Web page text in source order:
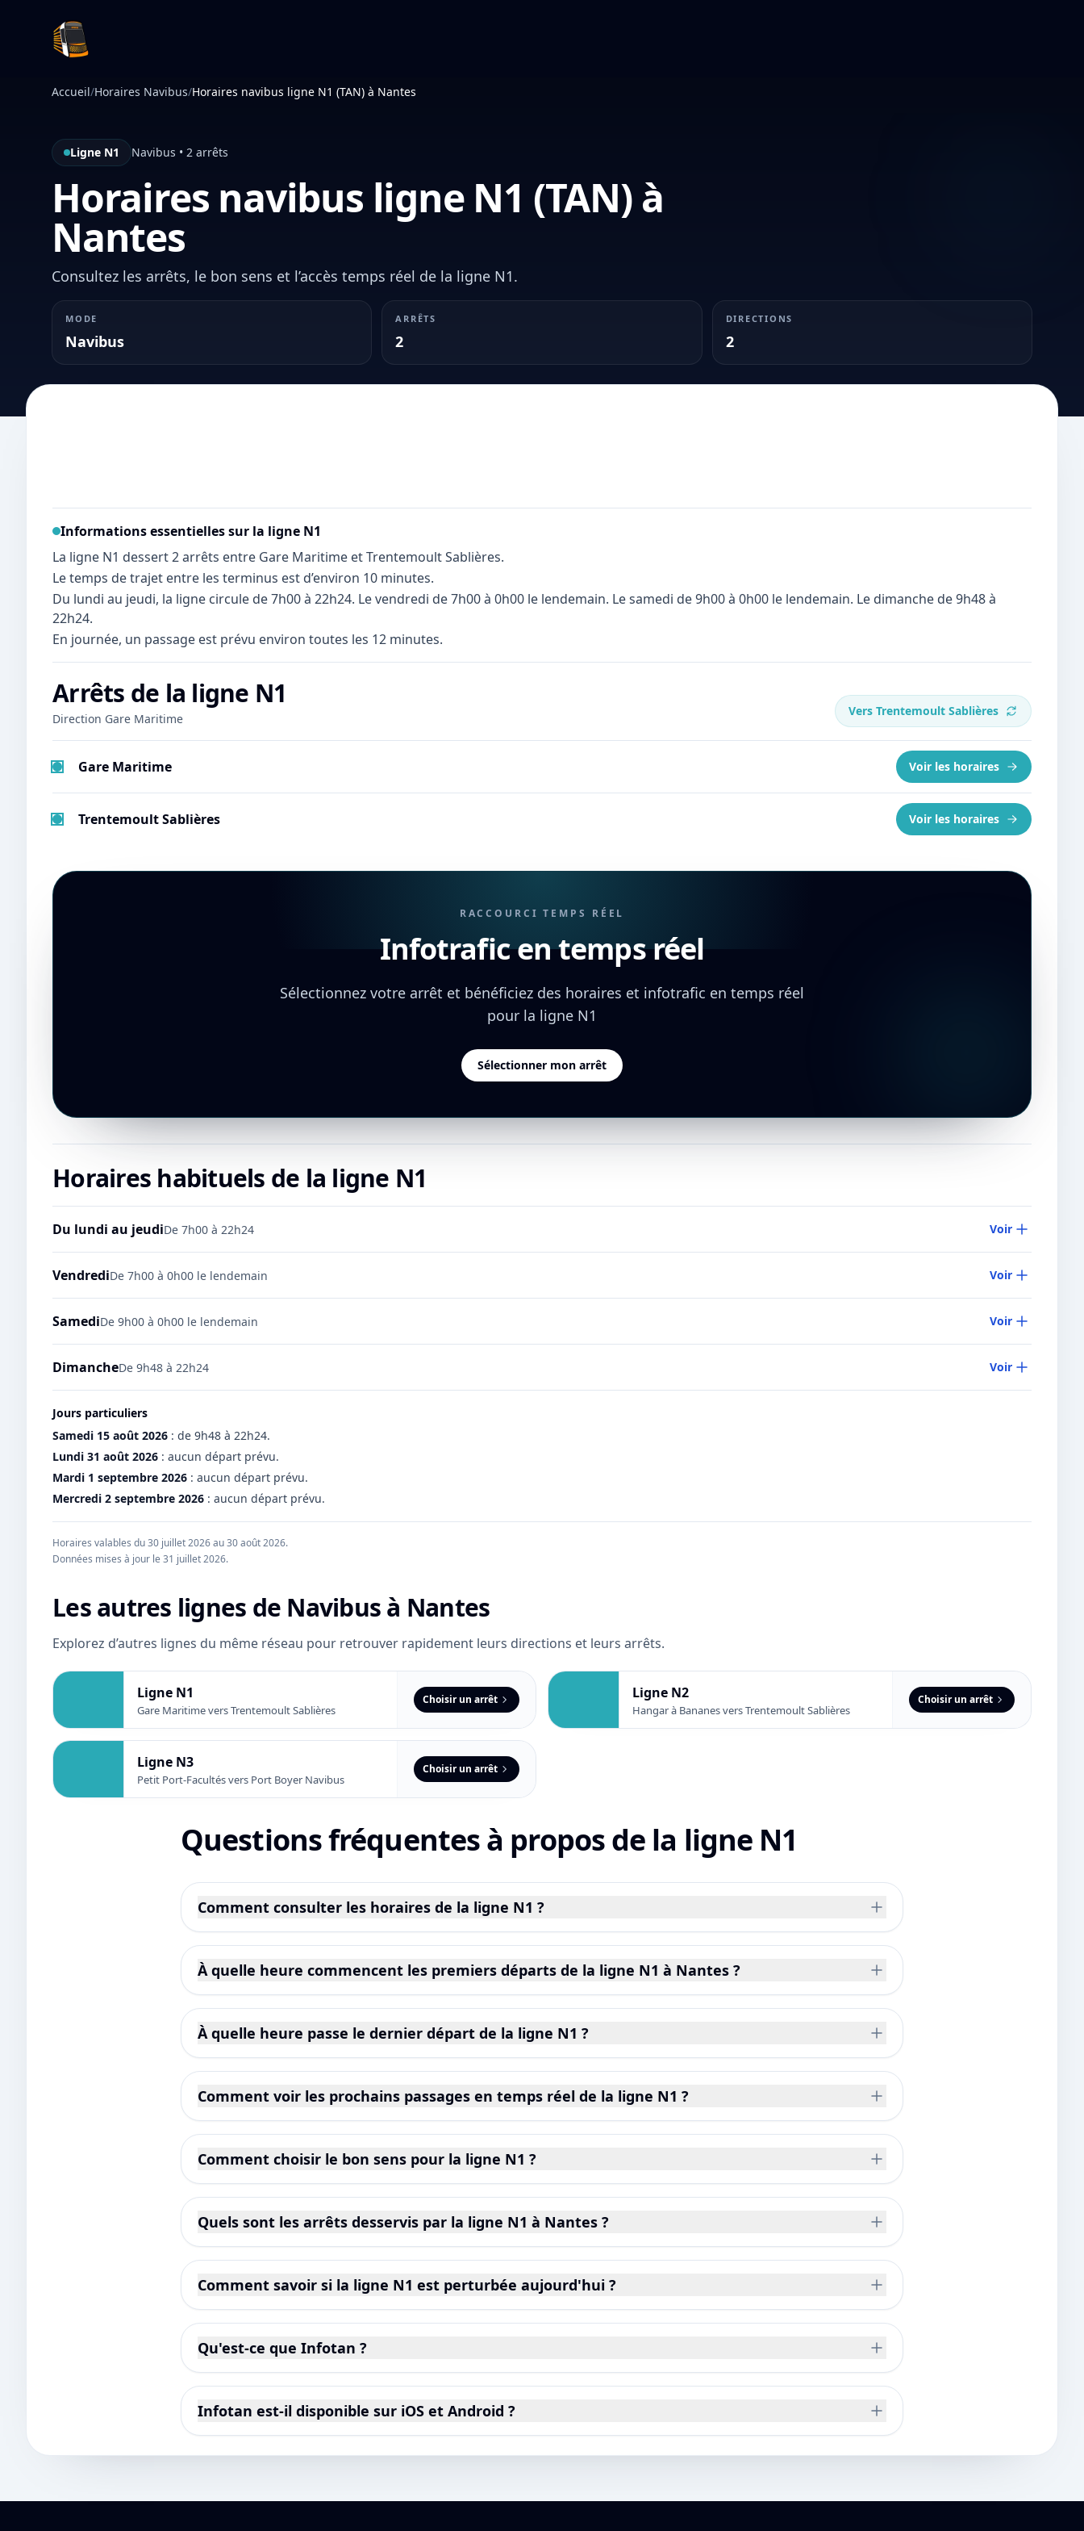
Infotan
Accueil/Horaires Navibus/Horaires navibus ligne N1 (TAN) à Nantes
Ligne N1 Navibus • 2 arrêts
Horaires navibus ligne N1 (TAN) à
Nantes
Consultez les arrêts, le bon sens et l’accès temps réel de la ligne N1.
MODE
Navibus
ARRÊTS
2
DIRECTIONS
2
Informations essentielles sur la ligne N1
La ligne N1 dessert 2 arrêts entre Gare Maritime et Trentemoult Sablières.
Le temps de trajet entre les terminus est d’environ 10 minutes.
Du lundi au jeudi, la ligne circule de 7h00 à 22h24. Le vendredi de 7h00 à 0h00 le lendemain. Le samedi de 9h00 à 0h00 le lendemain. Le dimanche de 9h48 à
22h24.
En journée, un passage est prévu environ toutes les 12 minutes.
Arrêts de la ligne N1
Direction Gare Maritime
Vers Trentemoult Sablières
Gare Maritime Voir les horaires
Trentemoult Sablières Voir les horaires
RACCOURCI TEMPS RÉEL
Infotrafic en temps réel
Sélectionnez votre arrêt et bénéficiez des horaires et infotrafic en temps réel
pour la ligne N1
Sélectionner mon arrêt
Horaires habituels de la ligne N1
Du lundi au jeudiDe 7h00 à 22h24 Voir
VendrediDe 7h00 à 0h00 le lendemain Voir
SamediDe 9h00 à 0h00 le lendemain Voir
DimancheDe 9h48 à 22h24 Voir
Jours particuliers
Samedi 15 août 2026 : de 9h48 à 22h24.
Lundi 31 août 2026 : aucun départ prévu.
Mardi 1 septembre 2026 : aucun départ prévu.
Mercredi 2 septembre 2026 : aucun départ prévu.
Horaires valables du 30 juillet 2026 au 30 août 2026.
Données mises à jour le 31 juillet 2026.
Les autres lignes de Navibusà Nantes
Explorez d’autres lignes du même réseau pour retrouver rapidement leurs directions et leurs arrêts.
Ligne N1
Gare Maritime vers Trentemoult Sablières
Choisir un arrêt Ligne N2
Hangar à Bananes vers Trentemoult Sablières
Choisir un arrêt
Ligne N3
Petit Port-Facultés vers Port Boyer Navibus
Choisir un arrêt
Questions fréquentes à propos de la ligne N1
Comment consulter les horaires de la ligne N1 ?
À quelle heure commencent les premiers départs de la ligne N1 à Nantes ?
À quelle heure passe le dernier départ de la ligne N1 ?
Comment voir les prochains passages en temps réel de la ligne N1 ?
Comment choisir le bon sens pour la ligne N1 ?
Quels sont les arrêts desservis par la ligne N1 à Nantes ?
Comment savoir si la ligne N1 est perturbée aujourd'hui ?
Qu'est-ce que Infotan ?
Infotan est-il disponible sur iOS et Android ?